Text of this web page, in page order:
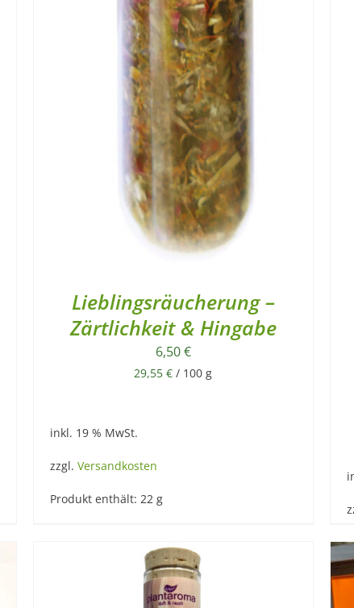
Lieblingsräucherung –
Zärtlichkeit & Hingabe
6,50€
29,55€ / 100 g
inkl. 19 % MwSt.
zzgl. Versandkosten
Produkt enthält: 22 g